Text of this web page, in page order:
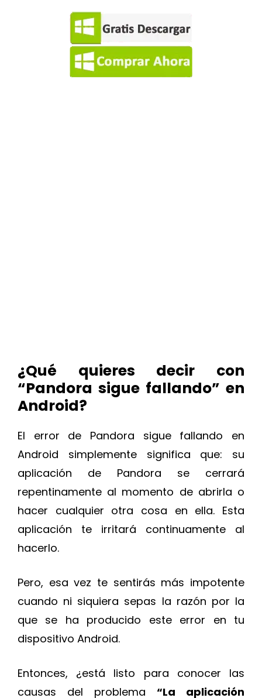
¿Qué quieres decir con
“Pandora sigue fallando” en
Android?
El error de Pandora sigue fallando en
Android simplemente significa que: su
aplicación de Pandora se cerrará
repentinamente al momento de abrirla o
hacer cualquier otra cosa en ella. Esta
aplicación te irritará continuamente al
hacerlo.
Pero, esa vez te sentirás más impotente
cuando ni siquiera sepas la razón por la
que se ha producido este error en tu
dispositivo Android.
Entonces, ¿está listo para conocer las
causas del problema “La aplicación